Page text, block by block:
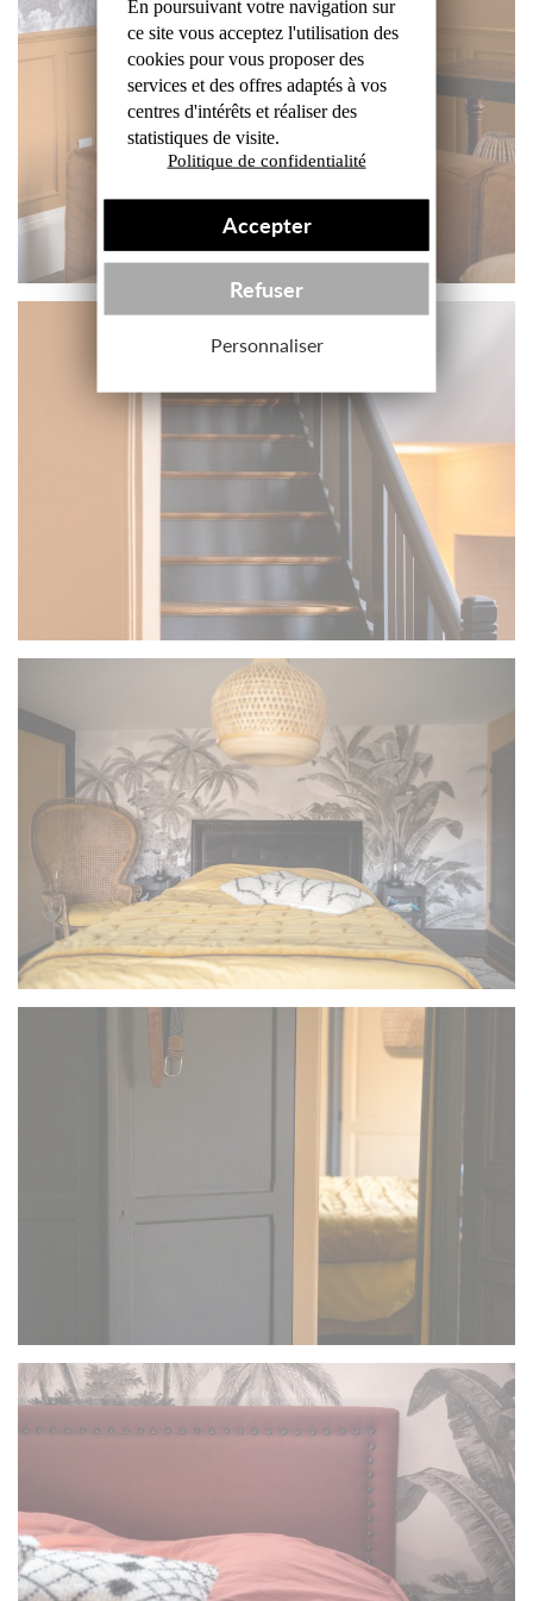
En poursuivant votre navigation sur
ce sitevous acceptez l'utilisation des
cookiespour vous proposer des
services et des offresadaptés à vos
centres d'intérêts et réaliserdes
statistiques de visite.
Politique de confidentialité
Accepter
Refuser
Personnaliser